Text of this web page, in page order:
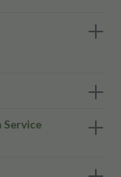
Service